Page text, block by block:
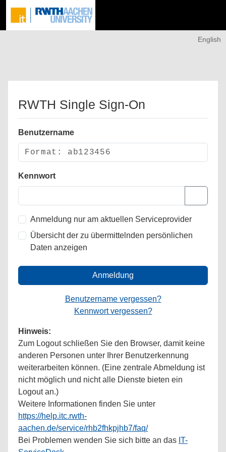
English
RWTH Single Sign-On
Benutzername
Kennwort
Anmeldung nur am aktuellen Serviceprovider
Übersicht der zu übermittelnden persönlichen
Daten anzeigen
Anmeldung
Benutzername vergessen?
Kennwort vergessen?
Hinweis:
Zum Logout schließen Sie den Browser, damit keine
anderen Personen unter Ihrer Benutzerkennung
weiterarbeiten können. (Eine zentrale Abmeldung ist
nicht möglich und nicht alle Dienste bieten ein
Logout an.)
Weitere Informationen finden Sie unter
https://help.itc.rwth-
aachen.de/service/rhb2fhkpjhb7/faq/
Bei Problemen wenden Sie sich bitte an das IT-